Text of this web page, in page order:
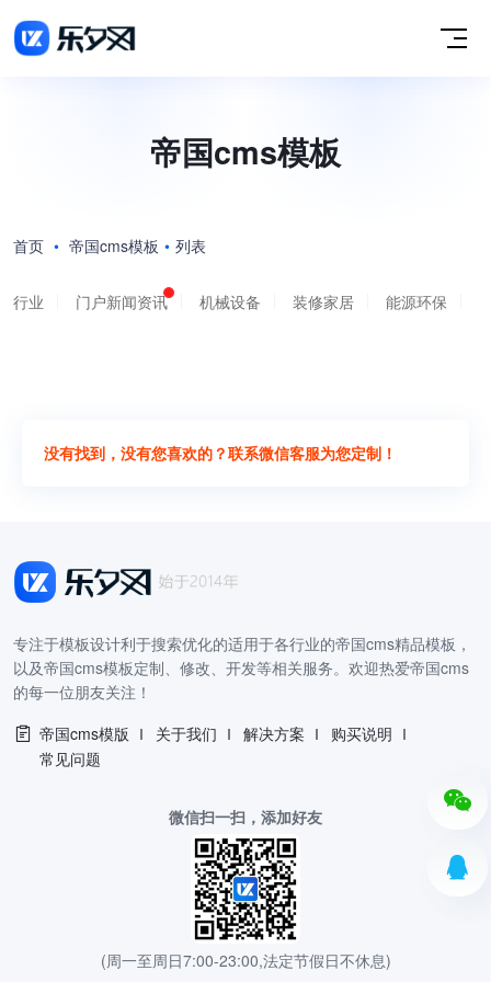
帝国cms模板
首页 • 帝国cms模板 • 列表
行业 门户新闻资讯 机械设备 装修家居 能源环保
没有找到，没有您喜欢的？联系微信客服为您定制！
专注于模板设计利于搜索优化的适用于各行业的帝国cms精品模板，
以及帝国cms模板定制、修改、开发等相关服务。欢迎热爱帝国cms
的每一位朋友关注！
帝国cms模版
关于我们 解决方案
购买说明
常见问题
微信扫一扫，添加好友
(周一至周日7:00-23:00,法定节假日不休息)